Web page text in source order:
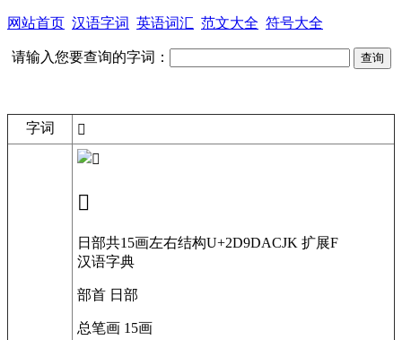
网站首页 汉语字词 英语词汇 范文大全 符号大全
请输入您要查询的字词：
字词 𭧚
𭧚
日部共15画左右结构U+2D9DACJK 扩展F
汉语字典
部首 日部
总笔画 15画